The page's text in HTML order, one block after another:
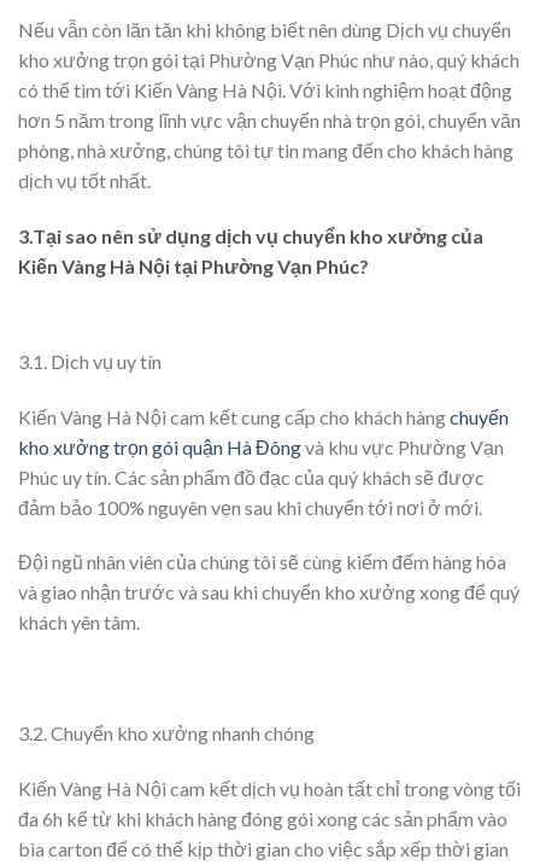
Nếu vẫn còn lăn tăn khi không biết nên dùng Dịch vụ chuyển
kho xưởng trọn gói tại Phường Vạn Phúc như nào, quý khách
có thể tìm tới Kiến Vàng Hà Nội. Với kinh nghiệm hoạt động
hơn 5 năm trong lĩnh vực vận chuyển nhà trọn gói, chuyển văn
phòng, nhà xưởng, chúng tôi tự tin mang đến cho khách hàng
dịch vụ tốt nhất.
3.Tại sao nên sử dụng dịch vụ chuyển kho xưởng của
Kiến Vàng Hà Nội tại Phường Vạn Phúc?
3.1. Dịch vụ uy tín
Kiến Vàng Hà Nội cam kết cung cấp cho khách hàngchuyển
kho xưởng trọn gói quận Hà Đôngvà khu vực Phường Vạn
Phúc uy tín. Các sản phẩm đồ đạc của quý khách sẽ được
đảm bảo 100% nguyên vẹn sau khi chuyển tới nơi ở mới.
Đội ngũ nhân viên của chúng tôi sẽ cùng kiểm đếm hàng hóa
và giao nhận trước và sau khi chuyển kho xưởng xong để quý
khách yên tâm.
3.2. Chuyển kho xưởng nhanh chóng
Kiến Vàng Hà Nội cam kết dịch vụ hoàn tất chỉ trong vòng tối
đa 6h kể từ khi khách hàng đóng gói xong các sản phẩm vào
bìa carton để có thể kịp thời gian cho việc sắp xếp thời gian